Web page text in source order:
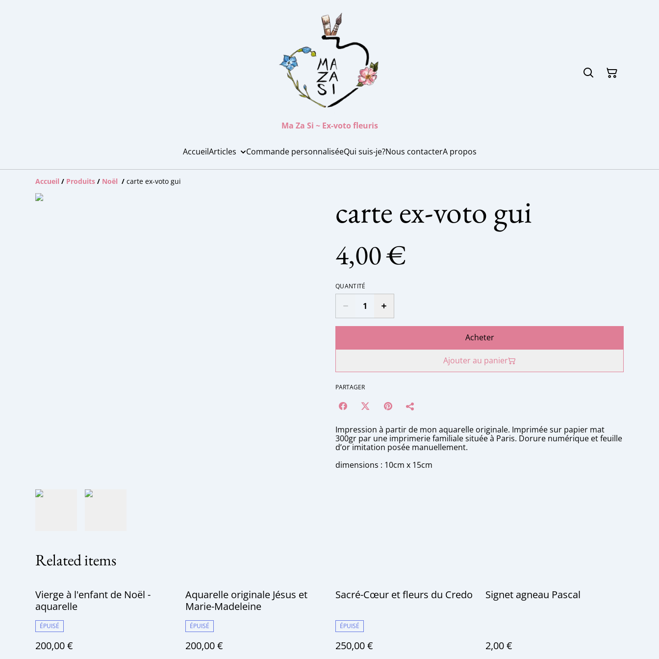
Ma Za Si ~ Ex-voto fleuris
AccueilArticles Commande personnaliséeQui suis-je?Nous contacterA propos
Accueil / Produits / Noël / carte ex-voto gui
carte ex-voto gui
4,00 €
QUANTITÉ
Acheter
Ajouter au panier
PARTAGER
Impression à partir de mon aquarelle originale. Imprimée sur papier mat
300gr par une imprimerie familiale située à Paris. Dorure numérique et feuille
d’or imitation posée manuellement.
dimensions : 10cm x 15cm
Related items
Vierge à l'enfant de Noël -
aquarelle
ÉPUISÉ
200,00 €
Aquarelle originale Jésus et
Marie-Madeleine
ÉPUISÉ
200,00 €
Sacré-Cœur et fleurs du Credo
ÉPUISÉ
250,00 €
Signet agneau Pascal
2,00 €